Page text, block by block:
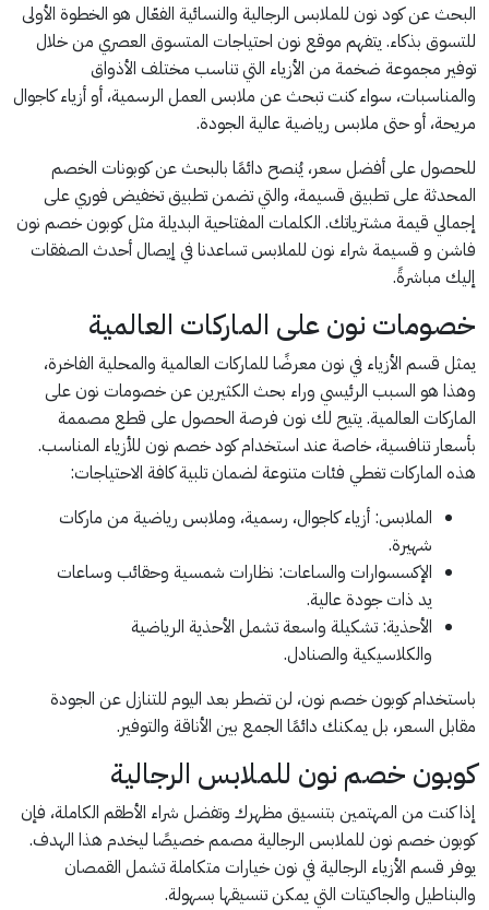
البحث عن كود نون للملابس الرجالية والنسائية الفعّال هو الخطوة الأولى
للتسوق بذكاء. يتفهم موقع نون احتياجات المتسوق العصري من خلال
توفير مجموعة ضخمة من الأزياء التي تناسب مختلف الأذواق
والمناسبات، سواء كنت تبحث عن ملابس العمل الرسمية، أو أزياء كاجوال
مريحة، أو حتى ملابس رياضية عالية الجودة.
للحصول على أفضل سعر، يُنصح دائمًا بالبحث عن كوبونات الخصم
المحدثة على تطبيق قسيمة، والتي تضمن تطبيق تخفيض فوري على
إجمالي قيمة مشترياتك. الكلمات المفتاحية البديلة مثل كوبون خصم نون
فاشن و قسيمة شراء نون للملابس تساعدنا في إيصال أحدث الصفقات
إليك مباشرةً.
خصومات نون على الماركات العالمية
يمثل قسم الأزياء في نون معرضًا للماركات العالمية والمحلية الفاخرة،
وهذا هو السبب الرئيسي وراء بحث الكثيرين عن خصومات نون على
الماركات العالمية. يتيح لك نون فرصة الحصول على قطع مصممة
بأسعار تنافسية، خاصة عند استخدام كود خصم نون للأزياء المناسب.
هذه الماركات تغطي فئات متنوعة لضمان تلبية كافة الاحتياجات:
الملابس: أزياء كاجوال، رسمية، وملابس رياضية من ماركات
شهيرة.
الإكسسوارات والساعات: نظارات شمسية وحقائب وساعات
يد ذات جودة عالية.
الأحذية: تشكيلة واسعة تشمل الأحذية الرياضية
والكلاسيكية والصنادل.
باستخدام كوبون خصم نون، لن تضطر بعد اليوم للتنازل عن الجودة
مقابل السعر، بل يمكنك دائمًا الجمع بين الأناقة والتوفير.
كوبون خصم نون للملابس الرجالية
إذا كنت من المهتمين بتنسيق مظهرك وتفضل شراء الأطقم الكاملة، فإن
كوبون خصم نون للملابس الرجالية مصمم خصيصًا ليخدم هذا الهدف.
يوفر قسم الأزياء الرجالية في نون خيارات متكاملة تشمل القمصان
والبناطيل والجاكيتات التي يمكن تنسيقها بسهولة.